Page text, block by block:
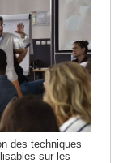
des techniques
sur les